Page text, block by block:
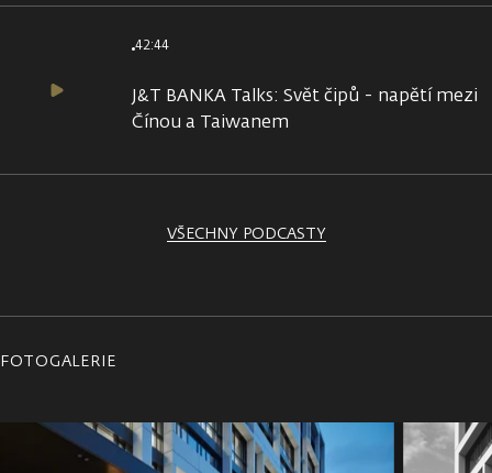
J&T BANKA Talks: Svět čipů - napětí mezi
Čínou a Taiwanem
42:44
VŠECHNY PODCASTY
FOTOGALERIE